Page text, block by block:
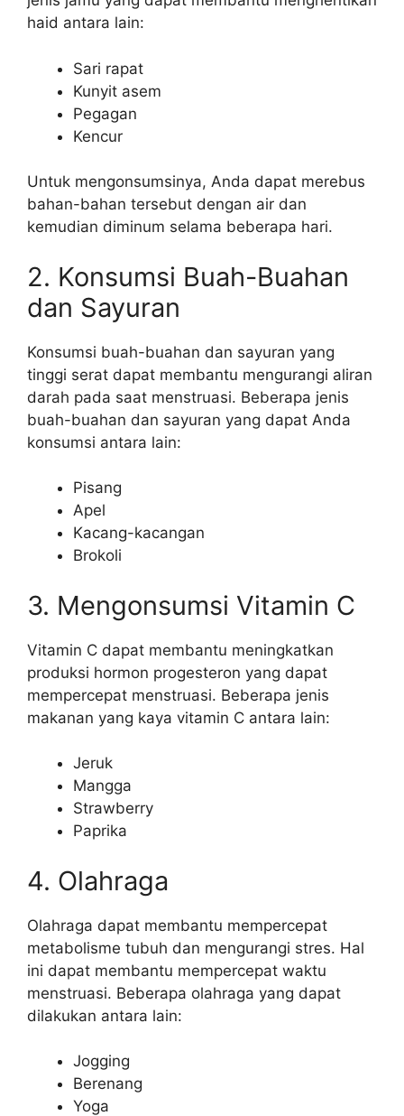
haid antara lain:
Sari rapat
Kunyit asem
Pegagan
Kencur
Untuk mengonsumsinya, Anda dapat merebus
bahan-bahan tersebut dengan air dan
kemudian diminum selama beberapa hari.
2. Konsumsi Buah-Buahan
dan Sayuran
Konsumsi buah-buahan dan sayuran yang
tinggi serat dapat membantu mengurangi aliran
darah pada saat menstruasi. Beberapa jenis
buah-buahan dan sayuran yang dapat Anda
konsumsi antara lain:
Pisang
Apel
Kacang-kacangan
Brokoli
3. Mengonsumsi Vitamin C
Vitamin C dapat membantu meningkatkan
produksi hormon progesteron yang dapat
mempercepat menstruasi. Beberapa jenis
makanan yang kaya vitamin C antara lain:
Jeruk
Mangga
Strawberry
Paprika
4. Olahraga
Olahraga dapat membantu mempercepat
metabolisme tubuh dan mengurangi stres. Hal
ini dapat membantu mempercepat waktu
menstruasi. Beberapa olahraga yang dapat
dilakukan antara lain:
Jogging
Berenang
Yoga